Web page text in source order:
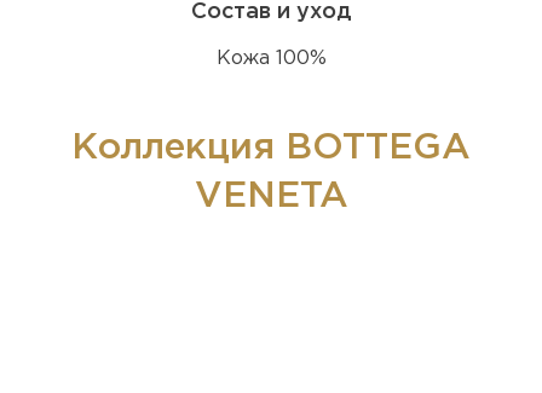
Состав и уход
Кожа 100%
Коллекция BOTTEGA
VENETA